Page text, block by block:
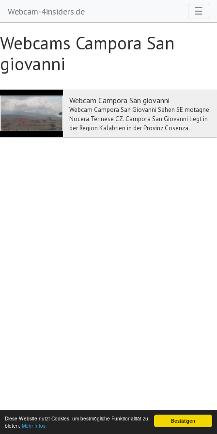
Bestätigen
Diese Website nutzt Cookies, um bestmögliche Funktionalität zu
bieten. Mehr Infos
Webcam-4insiders.de ☰
Webcams Campora San
giovanni
Webcam Campora San giovanni
Webcam Campora San Giovanni Sehen SE motagne
Nocera Terinese CZ. Campora San Giovanni liegt in
der Region Kalabrien in der Provinz Cosenza...